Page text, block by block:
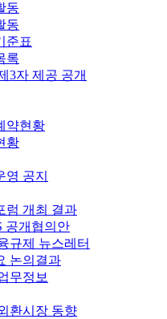
동
동
준표
록
3자 제공 공개
약현황
황
영 공지
럼 개최 결과
공개협의안
규제 뉴스레터
논의결과
무정보
환시장 동향